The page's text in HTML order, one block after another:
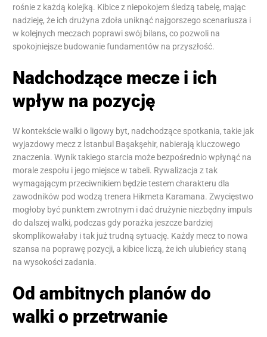
rośnie z każdą kolejką. Kibice z niepokojem śledzą tabelę, mając
nadzieję, że ich drużyna zdoła uniknąć najgorszego scenariusza i
w kolejnych meczach poprawi swój bilans, co pozwoli na
spokojniejsze budowanie fundamentów na przyszłość.
Nadchodzące mecze i ich
wpływ na pozycję
W kontekście walki o ligowy byt, nadchodzące spotkania, takie jak
wyjazdowy mecz z İstanbul Başakşehir, nabierają kluczowego
znaczenia. Wynik takiego starcia może bezpośrednio wpłynąć na
morale zespołu i jego miejsce w tabeli. Rywalizacja z tak
wymagającym przeciwnikiem będzie testem charakteru dla
zawodników pod wodzą trenera Hikmeta Karamana. Zwycięstwo
mogłoby być punktem zwrotnym i dać drużynie niezbędny impuls
do dalszej walki, podczas gdy porażka jeszcze bardziej
skomplikowałaby i tak już trudną sytuację. Każdy mecz to nowa
szansa na poprawę pozycji, a kibice liczą, że ich ulubieńcy staną
na wysokości zadania.
Od ambitnych planów do
walki o przetrwanie